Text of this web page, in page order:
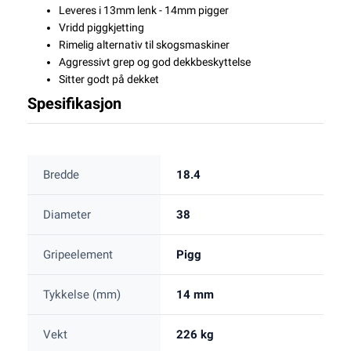
Leveres i 13mm lenk - 14mm pigger
Vridd piggkjetting
Rimelig alternativ til skogsmaskiner
Aggressivt grep og god dekkbeskyttelse
Sitter godt på dekket
Spesifikasjon
Bredde 18.4
Diameter 38
Gripeelement Pigg
Tykkelse (mm) 14 mm
Vekt 226 kg